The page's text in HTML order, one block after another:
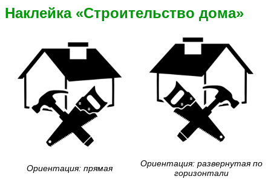
Наклейка «Строительство дома»
Ориентация: прямая
Ориентация: развернутая по
горизонтали